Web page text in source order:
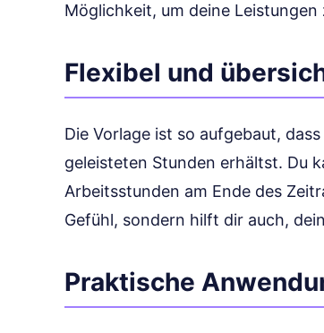
Möglichkeit, um deine
Flexibel und
Die Vorlage ist so aufgebaut, dass
geleisteten Stunden erhältst. Du
Arbeitsstunden am Ende des
Gefühl, sondern hilft dir auch,
Praktische